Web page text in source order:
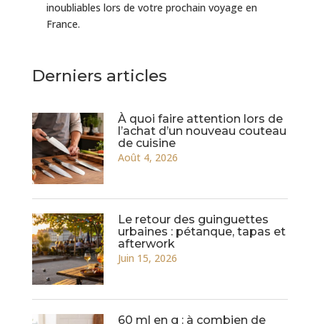
inoubliables lors de votre prochain voyage en
France.
Derniers articles
À quoi faire attention lors de
l’achat d’un nouveau couteau
de cuisine
Août 4, 2026
Le retour des guinguettes
urbaines : pétanque, tapas et
afterwork
Juin 15, 2026
60 ml en g : à combien de